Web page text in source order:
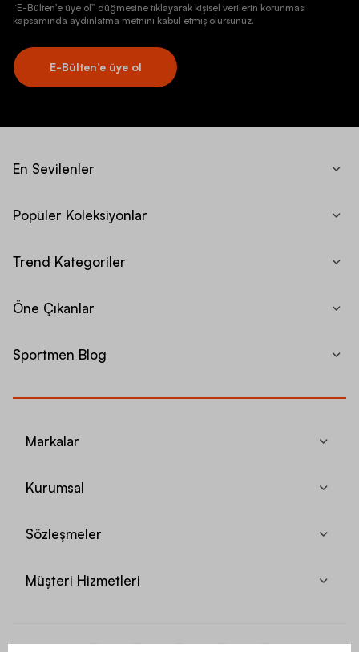
“E-Bülten’e üye ol” düğmesine tıklayarak kişisel verilerin korunması
kapsamında aydınlatma metnini kabul etmiş olursunuz.
E-Bülten’e üye ol
En Sevilenler
Popüler Koleksiyonlar
Trend Kategoriler
Öne Çıkanlar
Sportmen Blog
Markalar
Kurumsal
Sözleşmeler
Müşteri Hizmetleri